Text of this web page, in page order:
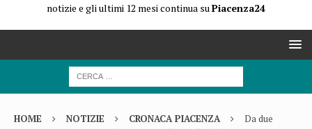
notizie e gli ultimi 12 mesi continua suPiacenza24
HOME NOTIZIE CRONACA PIACENZA
Da due